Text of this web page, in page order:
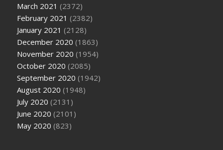
March 2021 (2372)
February 2021 (2382)
January 2021 (2128)
December 2020 (1863)
November 2020 (1954)
October 2020 (2085)
September 2020 (1942)
August 2020 (1948)
July 2020 (2131)
June 2020 (2101)
May 2020 (823)